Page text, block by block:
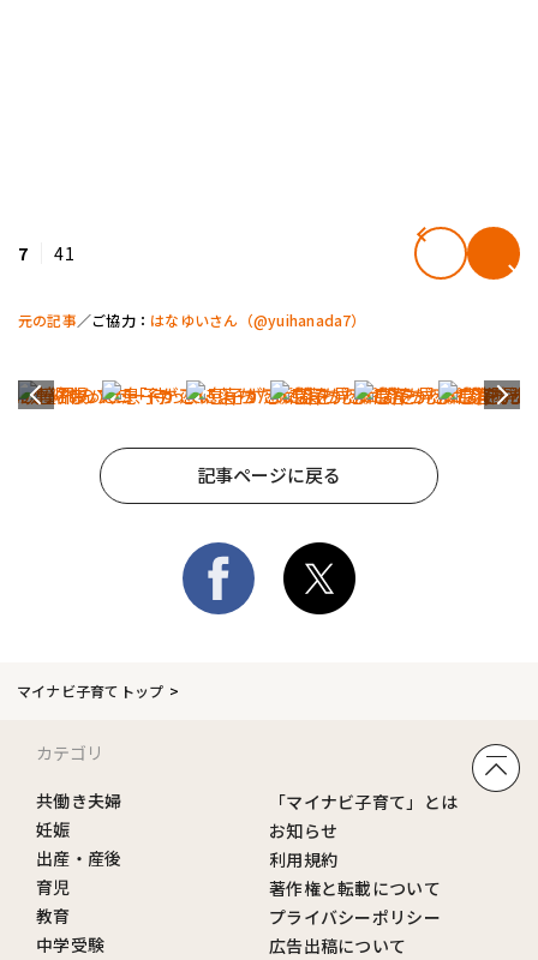
7 41
元の記事／ご協力： はなゆいさん（@yuihanada7）
記事ページに戻る
マイナビ子育てトップ
カテゴリ
共働き夫婦
妊娠
出産・産後
育児
教育
中学受験
「マイナビ子育て」とは
お知らせ
利用規約
著作権と転載について
プライバシーポリシー
広告出稿について